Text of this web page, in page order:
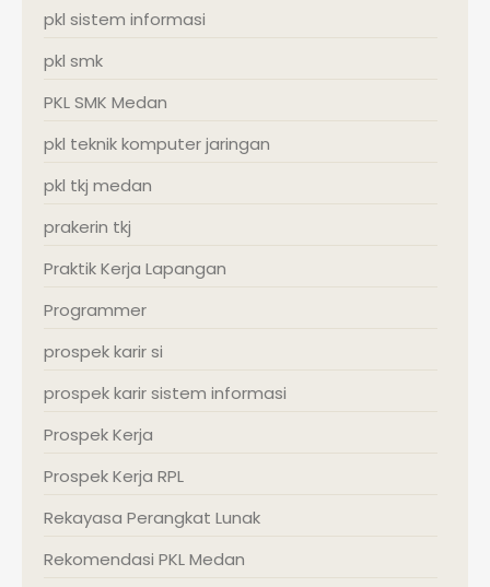
pkl sistem informasi
pkl smk
PKL SMK Medan
pkl teknik komputer jaringan
pkl tkj medan
prakerin tkj
Praktik Kerja Lapangan
Programmer
prospek karir si
prospek karir sistem informasi
Prospek Kerja
Prospek Kerja RPL
Rekayasa Perangkat Lunak
Rekomendasi PKL Medan